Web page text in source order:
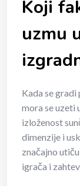
Koji
uzmu
Kada se
mora se uzeti
izloženost
dimenzije i
značajno
igrača i